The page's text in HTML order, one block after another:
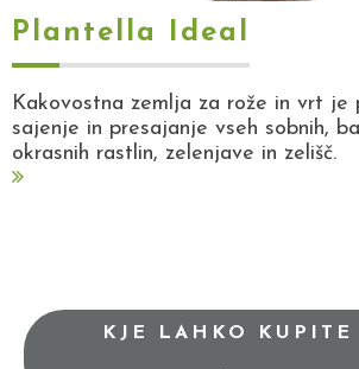
Plantella Ideal
Kakovostna zemlja za rože in vrt je
sajenje in presajanje vseh sobnih,
okrasnih rastlin, zelenjave in zelišč.
KJE LAHKO KUPITE